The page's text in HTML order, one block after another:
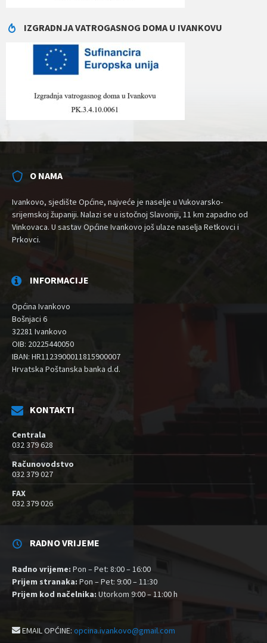
IZGRADNJA VATROGASNOG DOMA U IVANKOVU
O NAMA
Ivankovo, sjedište Općine, najveće je naselje u Vukovarsko-
srijemskoj županiji. Nalazi se u istočnoj Slavoniji, 11 km zapadno od
Vinkovaca. U sastav Općine Ivankovo još ulaze naselja Retkovci i
Prkovci.
INFORMACIJE
Općina Ivankovo
Bošnjaci 6
32281 Ivankovo
OIB: 20225440050
IBAN: HR1123900011815900007
Hrvatska Poštanska banka d.d.
KONTAKTI
Centrala
032 379 628
Računovodstvo
032 379 027
FAX
032 379 026
RADNO VRIJEME
Radno vrijeme: Pon – Pet: 8:00 – 16:00
Prijem stranaka: Pon – Pet: 9:00 – 11:30
Prijem kod načelnika: Utorkom 9:00 – 11:00 h
EMAIL OPĆINE: opcina.ivankovo@gmail.com